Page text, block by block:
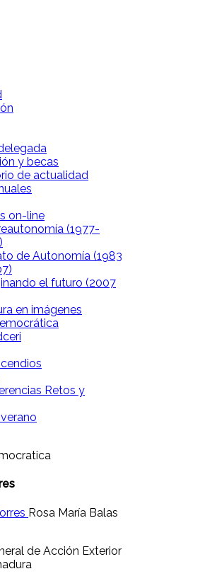
y becas
de actualidad
on-line
(1977-
de Autonomía (1983
el futuro (2007
en imágenes
Retos y
Rosa María Balas
de Acción Exterior